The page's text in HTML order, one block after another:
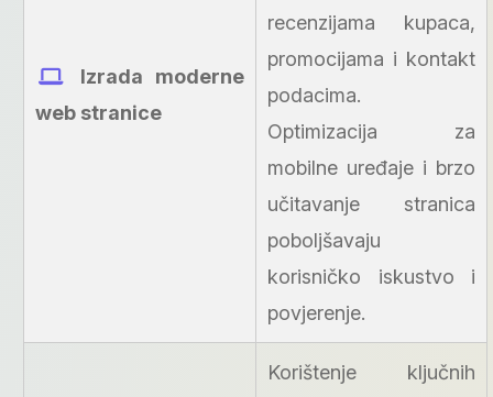
Izrada moderne
web stranice
recenzijama kupaca,
promocijama i kontakt
podacima.
Optimizacija za
mobilne uređaje i brzo
učitavanje stranica
poboljšavaju
korisničko iskustvo i
povjerenje.
Korištenje ključnih